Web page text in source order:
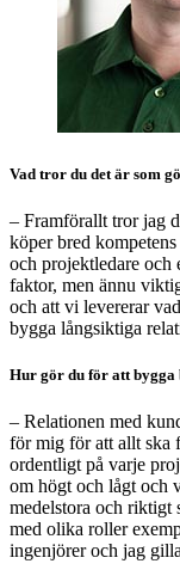
Vad tror du det är som
– Framförallt tror jag
köper bred
och projektledare och
faktor, men ännu
och att vi levererar
bygga långsiktiga
Hur gör du för att
– Relationen med
för mig för att allt ska
ordentligt på varje
om högt och lågt och
medelstora och riktigt
med olika roller
ingenjörer och jag